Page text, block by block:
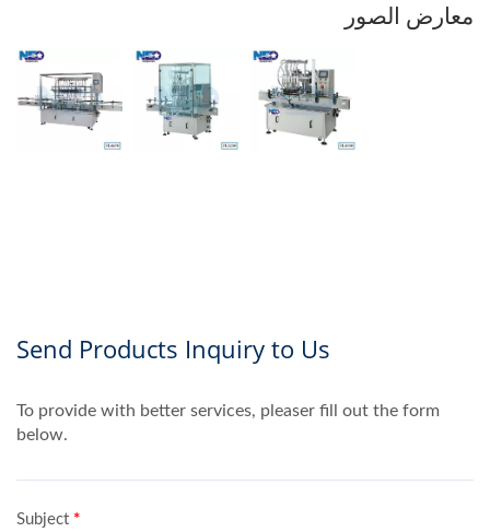
معارض الصور